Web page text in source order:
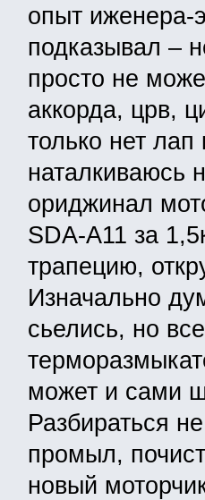
опыт иженера-
подказывал –
просто не
аккорда, црв,
только нет
наталкиваюсь
ориджинал
SDA-A11 за
трапецию,
Изначально
сьелись, но
может и сами
Разбираться
промыл,
новый